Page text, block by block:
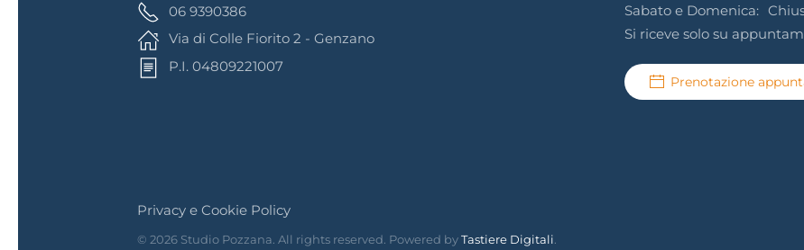
06 9390386
Via di Colle Fiorito 2 - Genzano
P.I. 04809221007
Sabato e Domenica:
Si riceve solo su
Prenotazione
Privacy e Cookie Policy
© 2026 Studio Pozzana. All rights reserved. Powered byTastiere Digitali